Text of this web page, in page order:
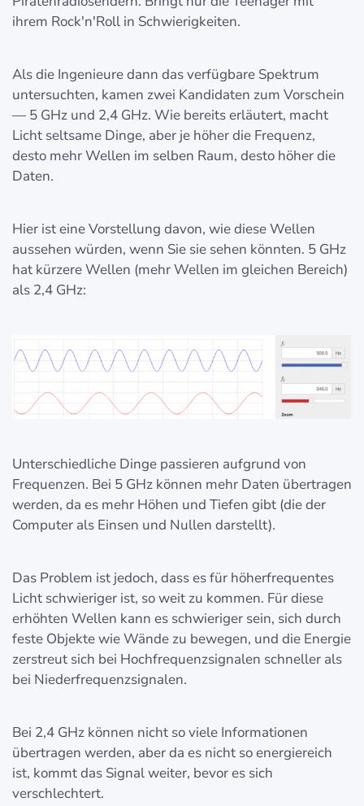
ihrem Rock'n'Roll in Schwierigkeiten.
Als die Ingenieure dann das verfügbare Spektrum
untersuchten, kamen zwei Kandidaten zum Vorschein
— 5 GHz und 2,4 GHz. Wie bereits erläutert, macht
Licht seltsame Dinge, aber je höher die Frequenz,
desto mehr Wellen im selben Raum, desto höher die
Daten.
Hier ist eine Vorstellung davon, wie diese Wellen
aussehen würden, wenn Sie sie sehen könnten. 5 GHz
hat kürzere Wellen (mehr Wellen im gleichen Bereich)
als 2,4 GHz:
Unterschiedliche Dinge passieren aufgrund von
Frequenzen. Bei 5 GHz können mehr Daten übertragen
werden, da es mehr Höhen und Tiefen gibt (die der
Computer als Einsen und Nullen darstellt).
Das Problem ist jedoch, dass es für höherfrequentes
Licht schwieriger ist, so weit zu kommen. Für diese
erhöhten Wellen kann es schwieriger sein, sich durch
feste Objekte wie Wände zu bewegen, und die Energie
zerstreut sich bei Hochfrequenzsignalen schneller als
bei Niederfrequenzsignalen.
Bei 2,4 GHz können nicht so viele Informationen
übertragen werden, aber da es nicht so energiereich
ist, kommt das Signal weiter, bevor es sich
verschlechtert.